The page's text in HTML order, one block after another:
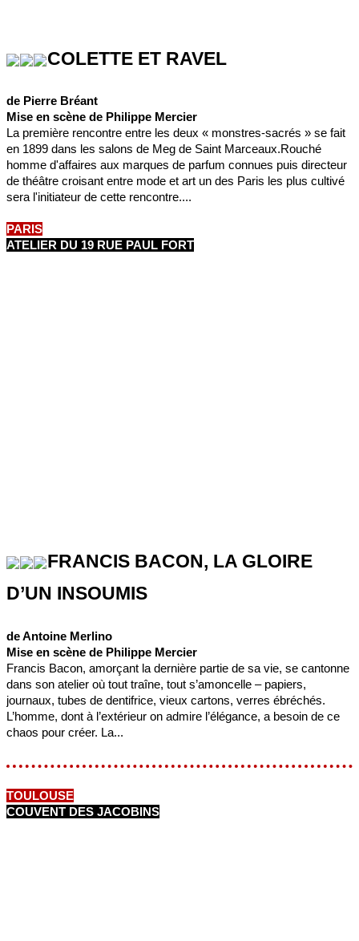
COLETTE ET RAVEL
de Pierre Bréant
Mise en scène de Philippe Mercier
La première rencontre entre les deux « monstres-sacrés » se fait
en 1899 dans les salons de Meg de Saint Marceaux.Rouché
homme d'affaires aux marques de parfum connues puis directeur
de théâtre croisant entre mode et art un des Paris les plus cultivé
sera l'initiateur de cette rencontre....
PARIS
ATELIER DU 19 RUE PAUL FORT
FRANCIS BACON, LA GLOIRE
D’UN INSOUMIS
de Antoine Merlino
Mise en scène de Philippe Mercier
Francis Bacon, amorçant la dernière partie de sa vie, se cantonne
dans son atelier où tout traîne, tout s’amoncelle – papiers,
journaux, tubes de dentifrice, vieux cartons, verres ébréchés.
L’homme, dont à l’extérieur on admire l’élégance, a besoin de ce
chaos pour créer. La...
TOULOUSE
COUVENT DES JACOBINS